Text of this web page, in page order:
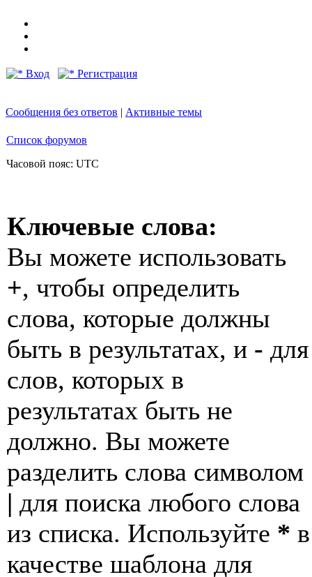
Вход Регистрация
Сообщения без ответов | Активные темы
Список форумов
Часовой пояс: UTC
Ключевые слова:
Вы можете использовать
+, чтобы определить
слова, которые должны
быть в результатах, и - для
слов, которых в
результатах быть не
должно. Вы можете
разделить слова символом
| для поиска любого слова
из списка. Используйте * в
качестве шаблона для